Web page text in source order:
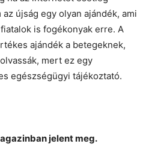
újság egy olyan ajándék, ami
is fogékonyak erre. A
ajándék a betegeknek,
mert ez egy
egészségügyi tájékoztató.
jelent meg.